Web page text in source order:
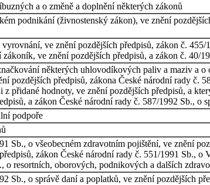
a o změně a doplnění některých zákonů
podnikání (živnostenský zákon), ve znění
ve znění pozdějších předpisů, zákon č.
ve znění pozdějších předpisů, a zákon č. 40/
některých uhlovodíkových paliv a maziv a
pozdějších předpisů, zákona České národní rady č.
přidané hodnoty, ve znění pozdějších předpisů, a
a zákon České národní rady č. 587/1992 Sb., o
podpoře
Sb., o všeobecném zdravotním pojištění, ve znění
zákon České národní rady č. 551/1991 Sb.,
o resortních, oborových, podnikových a dalších
Sb., o správě daní a poplatků, ve znění pozdějších